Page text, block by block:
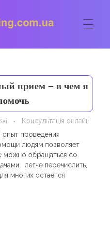
прием – в чем я
Консультація онлайн
опыт проведения
людям позволяет
можно обращаться со
легче перечислить,
многих остается